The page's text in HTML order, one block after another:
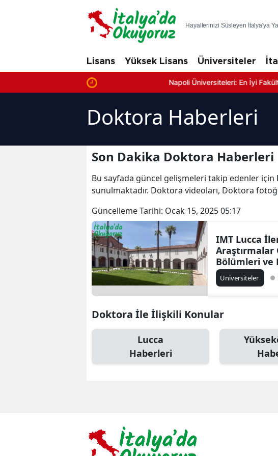
Hayallerinizi Süsleyen İtalya'ya
Lisans Yüksek Lisans Üniversiteler
Napoli Üniversiteleri: En İyi Fakülteler,
Doktora Haberleri
Son Dakika Doktora Haberleri
Bu sayfada güncel gelişmeleri takip edenler için
sunulmaktadır. Doktora videoları, Doktora
Güncelleme Tarihi: Ocak 15, 2025 05:17
IMT Lucca
Araştırmalar
Bölümleri ve
Şartları
Üniversiteler
Doktora İle İlişkili Konular
Lucca
Haberleri